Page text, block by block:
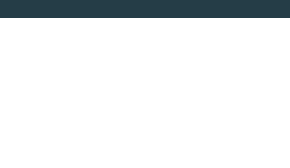
© Getaway Travel| all rights reserved